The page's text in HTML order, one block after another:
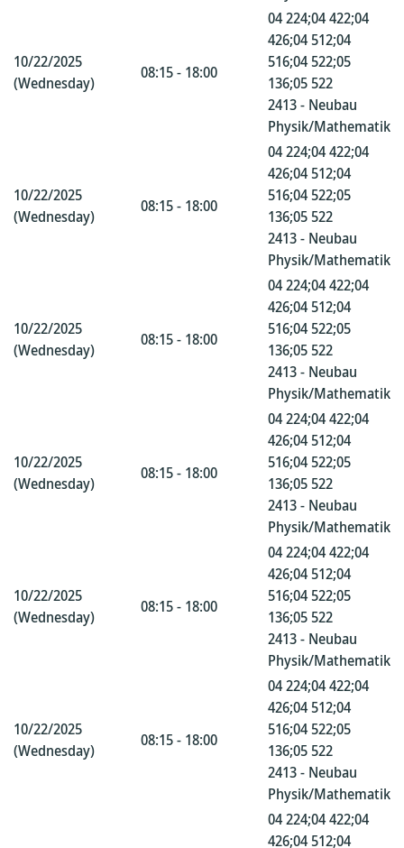
10/22/2025
(Wednesday)
08:15 - 18:00
04 224;04 422;04
426;04 512;04
516;04 522;05
136;05 522
2413 - Neubau
Physik/Mathematik
10/22/2025
(Wednesday)
08:15 - 18:00
04 224;04 422;04
426;04 512;04
516;04 522;05
136;05 522
2413 - Neubau
Physik/Mathematik
10/22/2025
(Wednesday)
08:15 - 18:00
04 224;04 422;04
426;04 512;04
516;04 522;05
136;05 522
2413 - Neubau
Physik/Mathematik
10/22/2025
(Wednesday)
08:15 - 18:00
04 224;04 422;04
426;04 512;04
516;04 522;05
136;05 522
2413 - Neubau
Physik/Mathematik
10/22/2025
(Wednesday)
08:15 - 18:00
04 224;04 422;04
426;04 512;04
516;04 522;05
136;05 522
2413 - Neubau
Physik/Mathematik
10/22/2025
(Wednesday)
08:15 - 18:00
04 224;04 422;04
426;04 512;04
516;04 522;05
136;05 522
2413 - Neubau
Physik/Mathematik
04 224;04 422;04
426;04 512;04